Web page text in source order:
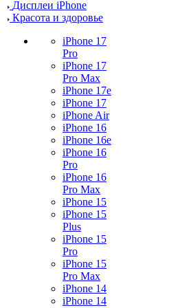
Дисплеи iPhone
Красота и здоровье
iPhone 17
Pro
iPhone 17
Pro Max
iPhone 17e
iPhone 17
iPhone Air
iPhone 16
iPhone 16e
iPhone 16
Pro
iPhone 16
Pro Max
iPhone 15
iPhone 15
Plus
iPhone 15
Pro
iPhone 15
Pro Max
iPhone 14
iPhone 14